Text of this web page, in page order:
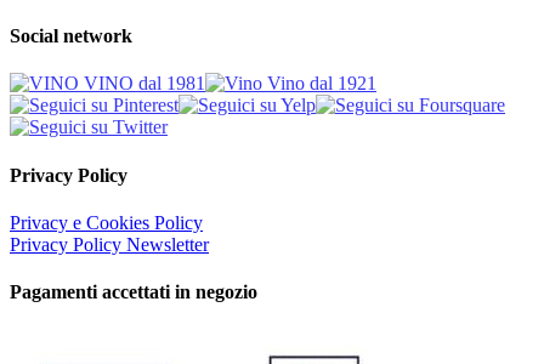
Social network
Privacy Policy
Privacy e Cookies Policy
Privacy Policy Newsletter
Pagamenti accettati in negozio